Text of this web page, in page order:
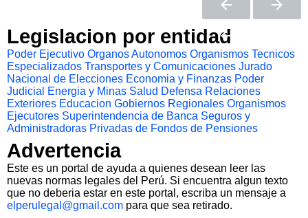
Legislacion por entidad
Poder Ejecutivo Organos Autonomos Organismos Tecnicos
Especializados Transportes y Comunicaciones Jurado
Nacional de Elecciones Economia y Finanzas Poder
Judicial
Energia y Minas Salud Defensa Relaciones
Exteriores Educacion Gobiernos Regionales Organismos
Ejecutores Superintendencia de Banca Seguros y
Administradoras Privadas de Fondos de Pensiones
Advertencia
Este es un portal de ayuda a quienes desean leer las
nuevas normas legales del Perú. Si encuentra algun texto
que no deberia estar en este portal, escriba un mensaje a
elperulegal@gmail.com para que sea retirado.